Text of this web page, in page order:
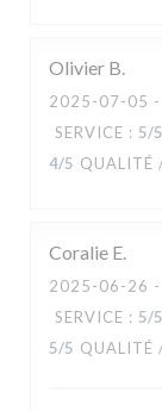
Olivier B
2025-07-05
SERVICE : 5/5
4/5 QUALITÉ
Coralie E
2025-06-26
SERVICE : 5/5
5/5 QUALITÉ